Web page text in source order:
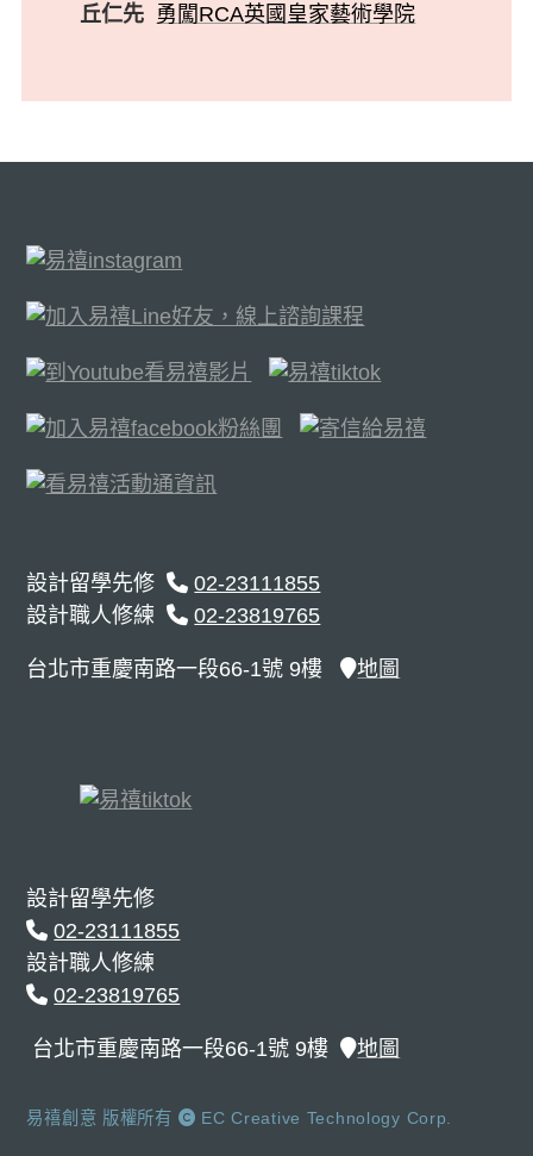
丘仁先 勇闖RCA英國皇家藝術學院
設計留學先修
02-23111855
設計職人修練
02-23819765
台北市重慶南路一段66-1號 9樓 地圖
設計留學先修
02-23111855
設計職人修練
02-23819765
台北市重慶南路一段66-1號 9樓 地圖
易禧創意 版權所有 EC Creative Technology Corp.